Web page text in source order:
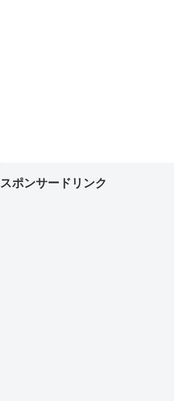
スポンサードリンク